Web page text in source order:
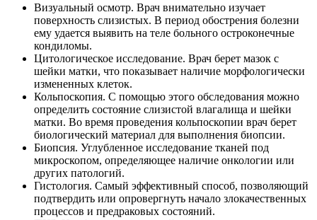
Визуальный осмотр. Врач внимательно изучает
поверхность слизистых. В период обострения болезни
ему удается выявить на теле больного остроконечные
кондиломы.
Цитологическое исследование. Врач берет мазок с
шейки матки, что показывает наличие морфологически
измененных клеток.
Кольпоскопия. С помощью этого обследования можно
определить состояние слизистой влагалища и шейки
матки. Во время проведения кольпоскопии врач берет
биологический материал для выполнения биопсии.
Биопсия. Углубленное исследование тканей под
микроскопом, определяющее наличие онкологии или
других патологий.
Гистология. Самый эффективный способ, позволяющий
подтвердить или опровергнуть начало злокачественных
процессов и предраковых состояний.